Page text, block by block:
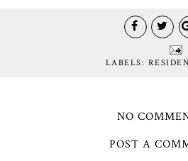
LABELS:
NO
POST A